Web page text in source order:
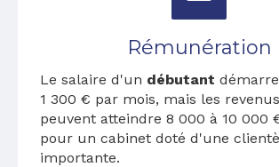
Rémunération
Le salaire d'un débutant
1 300 € par mois, mais les
peuvent atteindre 8 000 à 10 000
pour un cabinet doté d'une
importante.